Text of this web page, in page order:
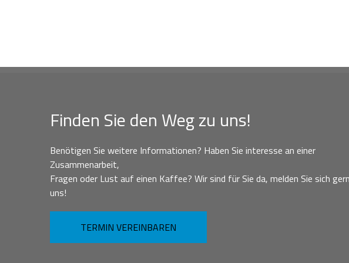
Finden Sie den Weg zu uns!
Benötigen Sie weitere Informationen? Haben Sie interesse an einer
Zusammenarbeit,
Fragen oder Lust auf einen Kaffee? Wir sind für Sie da, melden Sie sich
uns!
TERMIN VEREINBAREN